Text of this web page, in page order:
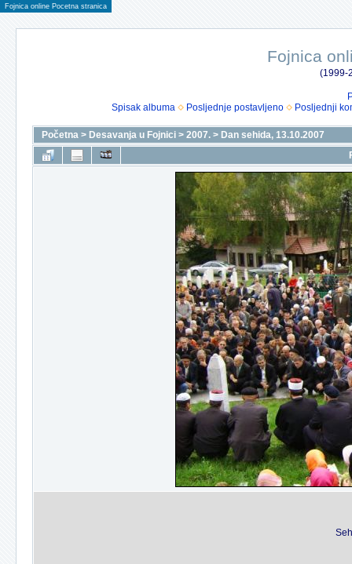
Fojnica online Pocetna stranica
Fojnica
(1999-
Spisak albuma
Posljednje postavljeno Posljednji
Početna > Desavanja u Fojnici > 2007. > Dan sehida, 13.10.2007